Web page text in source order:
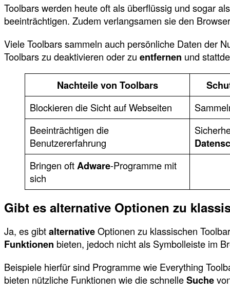
Toolbars werden heute oft als überflüssig und sogar
beeinträchtigen. Zudem verlangsamen sie den
Viele Toolbars sammeln auch persönliche Daten der
Toolbars zu deaktivieren oder zu entfernen und
Nachteile von Toolbars
Blockieren die Sicht auf Webseiten
Beeinträchtigen die
Benutzererfahrung
Bringen oftAdware-Programme mit
sich
Gibt es alternative Optionen zu
Ja, es gibtalternativeOptionen zu klassischen
Funktionen bieten, jedoch nicht als Symbolleiste im
Beispiele hierfür sind Programme wie Everything
bieten nützliche Funktionen wie die schnelleSuche